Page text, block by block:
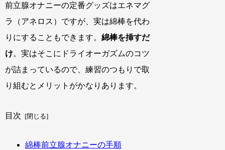
前立腺オナニーの定番グッズはエネマグ
ラ（アネロス）ですが、実は綿棒を代わ
りにすることもできます。綿棒を挿すだ
け。実はそこにドライオーガズムのコツ
が詰まっているので、練習のつもりで取
り組むとメリットがかなりあります。
目次
綿棒前立腺オナニーの手順